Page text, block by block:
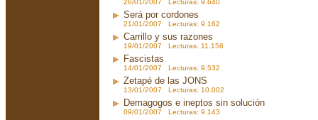
26/01/2007 Lecturas: 9.640
Será por cordones
21/01/2007 Lecturas: 9.162
Carrillo y sus razones
19/01/2007 Lecturas: 11.156
Fascistas
14/01/2007 Lecturas: 9.532
Zetapé de las JONS
13/01/2007 Lecturas: 10.002
Demagogos e ineptos sin solución
09/01/2007 Lecturas: 9.143